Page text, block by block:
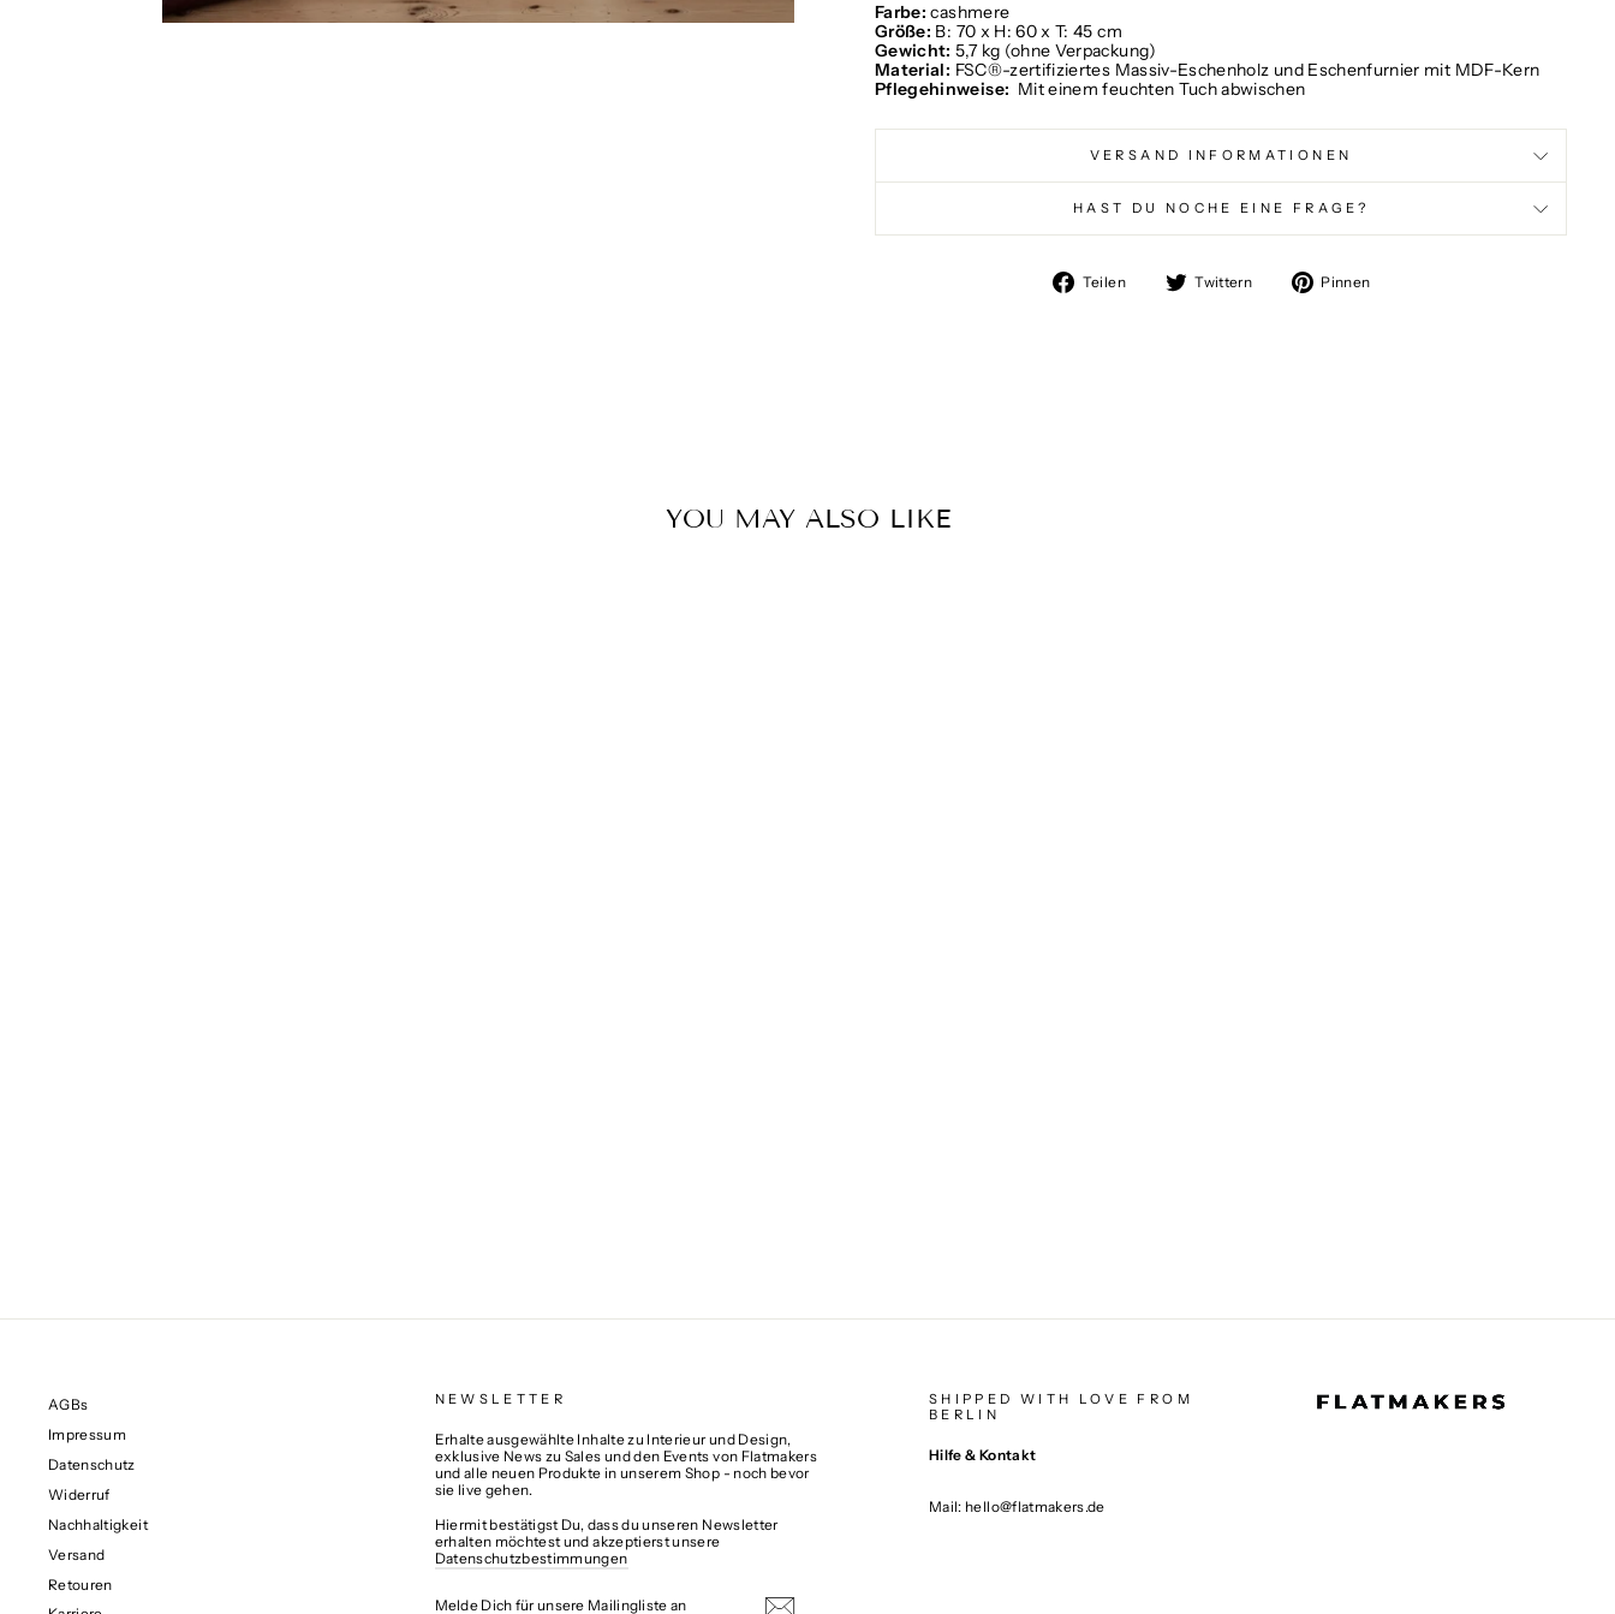
Farbe: cashmere
Größe: B: 70 x H: 60 x T: 45 cm
Gewicht: 5,7 kg (ohne Verpackung)
Material: FSC®-zertifiziertes Massiv-Eschenholz und Eschenfurnier mit MDF-Kern
Pflegehinweise: Mit einem feuchten Tuch abwischen
VERSAND INFORMATIONEN
HAST DU NOCHE EINE FRAGE?
Teilen
Auf
Facebook
Twittern
Auf
Twitter
Pinnen
YOU MAY ALSO LIKE
AGBs
Impressum
Datenschutz
Widerruf
Nachhaltigkeit
Versand
Retouren
NEWSLETTER
Erhalte ausgewählte Inhalte zu Interieur und Design,
exklusive News zu Sales und den Events von Flatmakers
und alle neuen Produkte in unserem Shop - noch bevor
sie live gehen.
Hiermit bestätigst Du, dass du unseren Newsletter
erhalten möchtest und akzeptierst unsere
Datenschutzbestimmungen
DICH
SHIPPED WITH LOVE FROM
BERLIN
Hilfe & Kontakt
Mail: hello@flatmakers.de